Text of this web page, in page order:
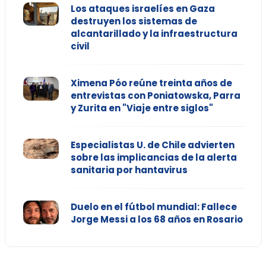
Los ataques israelíes en Gaza
destruyen los sistemas de
alcantarillado y la infraestructura
civil
Ximena Póo reúne treinta años de
entrevistas con Poniatowska, Parra
y Zurita en "Viaje entre siglos"
Especialistas U. de Chile advierten
sobre las implicancias de la alerta
sanitaria por hantavirus
Duelo en el fútbol mundial: Fallece
Jorge Messi a los 68 años en Rosario